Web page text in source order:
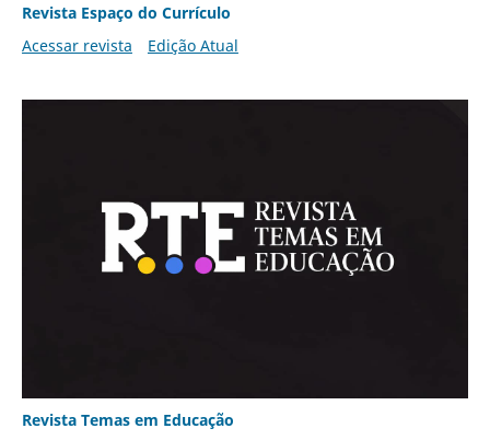
Revista Espaço do Currículo
Acessar revista
Edição Atual
Revista Temas em Educação